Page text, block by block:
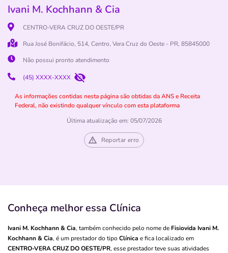
Ivani M. Kochhann & Cia
CENTRO-VERA CRUZ DO OESTE/PR
Rua José Bonifácio, 514, Centro, Vera Cruz do Oeste - PR, 85845000
Não possui pronto atendimento
(45) XXXX-XXXX
As informações contidas nesta página são obtidas da ANS e Receita
Federal, não existindo qualquer vínculo com esta plataforma
Última atualização em: 05/07/2026
Reportar erro
Conheça melhor essa Clínica
Ivani M. Kochhann & Cia, também conhecido pelo nome de Fisiovida Ivani M.
Kochhann & Cia, é um prestador do tipo Clínica e fica localizado em
CENTRO-VERA CRUZ DO OESTE/PR, esse prestador teve suas atividades